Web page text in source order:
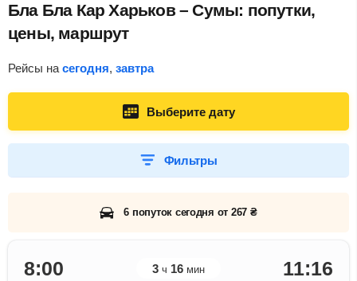
Бла Бла Кар Харьков – Сумы: попутки,
цены, маршрут
Рейсы на сегодня, завтра
Выберите дату
Фильтры
6 попуток сегодня от 267 ₴
8:00 3 ч 16 мин 11:16